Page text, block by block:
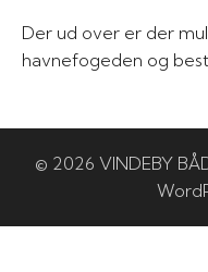
Der ud over er der
havnefogeden og
© 2026 VINDEBY